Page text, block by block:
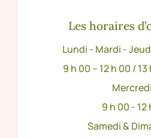
Les horaires
Lundi - Mardi -
9 h 00 – 12 h 00 /
9 h 00 - 12
Samedi &